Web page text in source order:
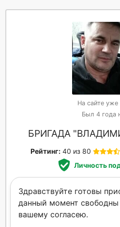
На сайте уже
Был 4 года
БРИГАДА
Рейтинг: 40 из 80
Личность
Здравствуйте готовы
данный момент
вашему согласею.